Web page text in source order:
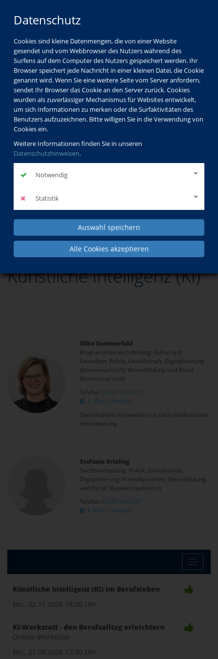
Datenschutz
Cookies sind kleine Datenmengen, die von einer Website
gesendet und vom Webbrowser des Nutzers während des
Surfens auf dem Computer des Nutzers gespeichert werden. Ihr
Browser speichert jede Nachricht in einer kleinen Datei, die Cookie
genannt wird. Wenn Sie eine weitere Seite vom Server anfordern,
sendet Ihr Browser das Cookie an den Server zurück. Cookies
wurden als zuverlässiger Mechanismus für Websites entwickelt,
um sich Informationen zu merken oder die Surfaktivitäten des
Benutzers aufzuzeichnen. Bitte willigen Sie in die Verwendung von
Cookies ein.
Weitere Informationen finden Sie in unseren
Datenschutzhinweisen.
Notwendig
Statistik
Auswahl speichern
Alle Cookies akzeptieren
LOGIN MENÜ
Programm
Weiterbildung und Beruf
Künstliche Intelligenz (KI)
Künstliche Intelligenz (KI)
Silke Sommerfeld
Programmbereichsleitung: Kultur und
Gestalten; Politik, Gesellschaft, Digitalisierung
(kommissarisch); Weiterbildung und Beruf
(kommissarisch)
Telefon 0209/169-2403
E-Mail schreiben
Sprechzeiten momentan nur nach telefonischer
Vereinbarung.
Stefanie Vrieling
Sachbearbeitung: Politik, Gesellschaft,
Digitalisierung; Fremdsprachen; Weiterbildung
und Beruf; Basiskompetenzen
Telefon 0209/169-2407
E-Mail schreiben
Toggle
Künstliche Intelligenz (KI) im Berufsleben
Mo., 02.11.2026 18:00 Uhr
KI-Werkstatt - den Berufsalltag erleichtern
Online-Workshop
Mo., 21.09.2026 17:30 Uhr